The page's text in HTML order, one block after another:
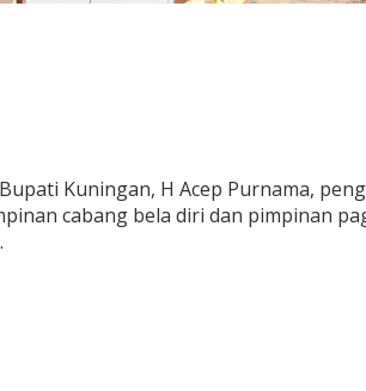
Kuningan, H Acep Purnama,
cabang bela diri dan pimpinan